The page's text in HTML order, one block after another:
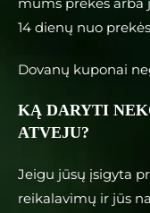
14 dienų nuo
Dovanų kuponai
KĄ DARYTI
ATVEJU?
Jeigu jūsų įsigyta
reikalavimų ir jūs